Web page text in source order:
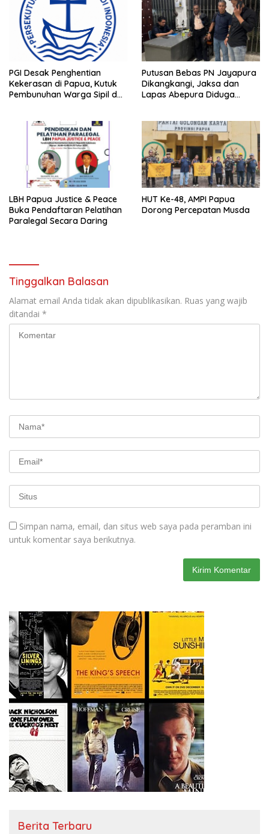
PGI Desak Penghentian
Kekerasan di Papua, Kutuk
Pembunuhan Warga Sipil dan
Putusan Bebas PN Jayapura
Dikangkangi, Jaksa dan
Lapas Abepura Diduga
LBH Papua Justice & Peace
Buka Pendaftaran Pelatihan
Paralegal Secara Daring
HUT Ke-48, AMPI Papua
Dorong Percepatan Musda
Tinggalkan Balasan
Alamat email Anda tidak akan dipublikasikan. Ruas yang wajib
ditandai *
Simpan nama, email, dan situs web saya pada peramban ini
untuk komentar saya berikutnya.
Berita Terbaru